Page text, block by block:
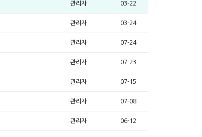
관리자 03-22
관리자 03-24
관리자 07-24
관리자 07-23
관리자 07-15
관리자 07-08
관리자 06-12